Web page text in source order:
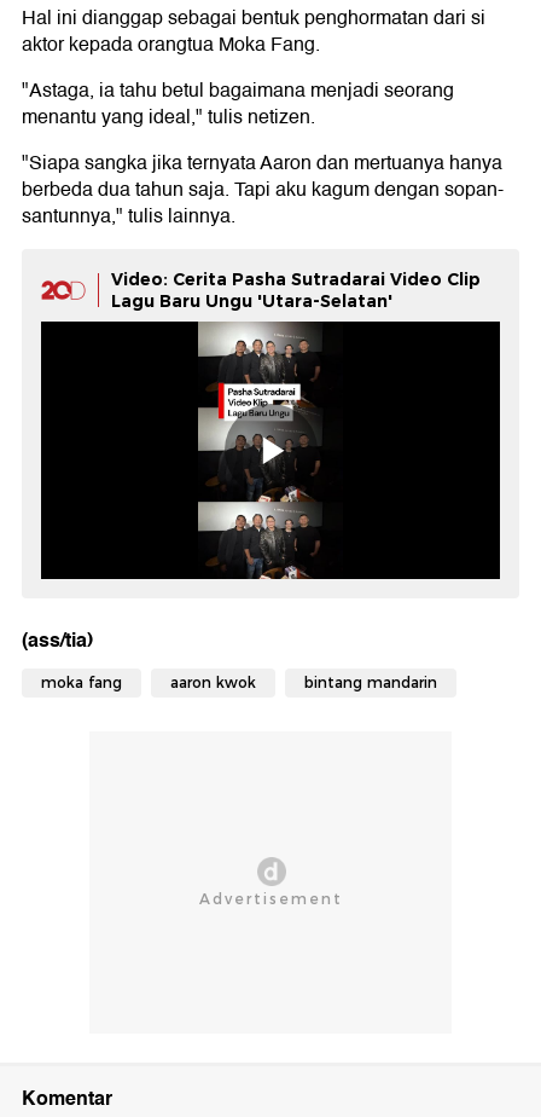
Hal ini dianggap sebagai bentuk penghormatan dari si
aktor kepada orangtua Moka Fang.
"Astaga, ia tahu betul bagaimana menjadi seorang
menantu yang ideal," tulis netizen.
"Siapa sangka jika ternyata Aaron dan mertuanya hanya
berbeda dua tahun saja. Tapi aku kagum dengan sopan-
santunnya," tulis lainnya.
Video: Cerita Pasha Sutradarai Video Clip
Lagu Baru Ungu 'Utara-Selatan'
(ass/tia)
moka fang aaron kwok bintang mandarin
Komentar